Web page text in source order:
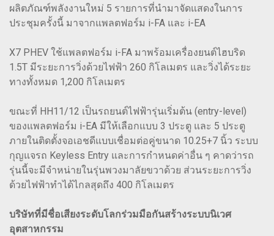
ผลิตภัณฑ์พลังงานใหม่ 5 รายการที่นำมาจัดแสดงในการ
ประชุมครั้งนี้ มาจากแพลตฟอร์ม i-FA และ i-EA
X7 PHEV ใช้แพลตฟอร์ม i-FA มาพร้อมเครื่องยนต์ไฮบริด
1.5T มีระยะการวิ่งด้วยไฟฟ้า 260 กิโลเมตร และวิ่งได้ระยะ
ทางทั้งหมด 1,200 กิโลเมตร
ขณะที่ HH11/12 เป็นรถยนต์ไฟฟ้ารุ่นเริ่มต้น (entry-level)
ของแพลตฟอร์ม i-EA มีให้เลือกแบบ 3 ประตู และ 5 ประตู
ภายในติดตั้งจอเอชดีแบบเชื่อมต่อคู่ขนาด 10.25+7 นิ้ว ระบบ
กุญแจรถ Keyless Entry และการกำหนดค่าอื่น ๆ คาดว่ารถ
รุ่นนี้จะมีจำหน่ายในรุ่นพวงมาลัยขวาด้วย ส่วนระยะการวิ่ง
ด้วยไฟฟ้าทำได้ไกลสุดถึง 400 กิโลเมตร
บริษัทที่มีชื่อเสียงระดับโลกร่วมมือกันสร้างระบบนิเวศ
อุตสาหกรรม